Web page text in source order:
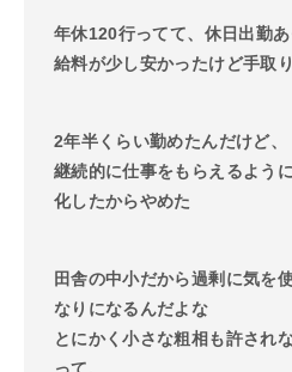
年休120行ってて、休日出勤
給料が少し安かったけど手取
2年半くらい勤めたんだけど
継続的に仕事をもらえるよう
化したからやめた
田舎の中小だから過剰に気を
なりになるんだよな
とにかく小さな粗相も許され